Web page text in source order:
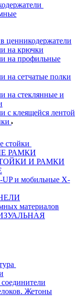
ценникодержатели
на крючки
на профильные
на сетчатые полки
на стеклянные и
с клеящейся лентой
стойки
РАМКИ
И РАМКИ
и мобильные X-
материалов
Жетоны